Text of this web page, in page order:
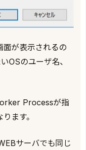
面が表示されるの
OSのユーザ名、
Processが指
ます。
サーバでも同じ